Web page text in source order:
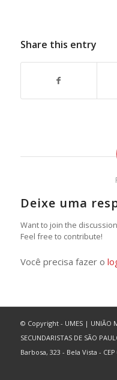
Share this entry
Deixe uma
Want to join the
Feel free to contribute!
Você precisa fazer o
© Copyright - UMES | UNIÃO
SECUNDARISTAS DE SÃO
Barbosa, 323 - Bela Vista -